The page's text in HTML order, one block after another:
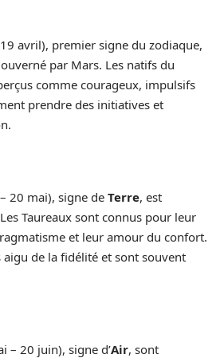
avril), premier signe du zodiaque,
par Mars. Les natifs du
comme courageux, impulsifs
prendre des initiatives et
20 mai), signe de Terre, est
Taureaux sont connus pour leur
et leur amour du confort.
aigu de la fidélité et sont souvent
– 20 juin), signe d’Air, sont